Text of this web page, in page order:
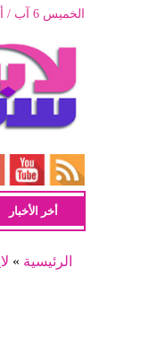
الخميس 6 آب / أغسطس 2026
أبرز المشاكل شيوعاً في
أخر الأخبار
الرئيسية »